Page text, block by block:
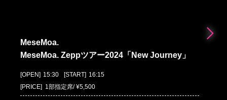
MeseMoa.
MeseMoa. Zeppツアー2024「New Journey」
[OPEN] 15:30 [START] 16:15
[PRICE] 1部指定席/ ¥5,500